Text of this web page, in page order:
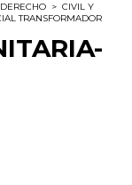
DERECHO > CIVIL Y
TRANSFORMADOR